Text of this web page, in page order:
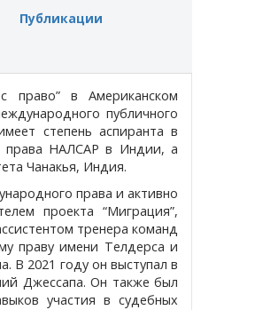
Публикации
право” в Американском
публичного
степень аспиранта в
права НАЛСАР в Индии, а
Чанакья, Индия.
права и активно
проекта “Миграция”,
тренера команд
праву имени Телдерса и
В 2021 году он выступал в
Джессапа. Он также был
участия в судебных